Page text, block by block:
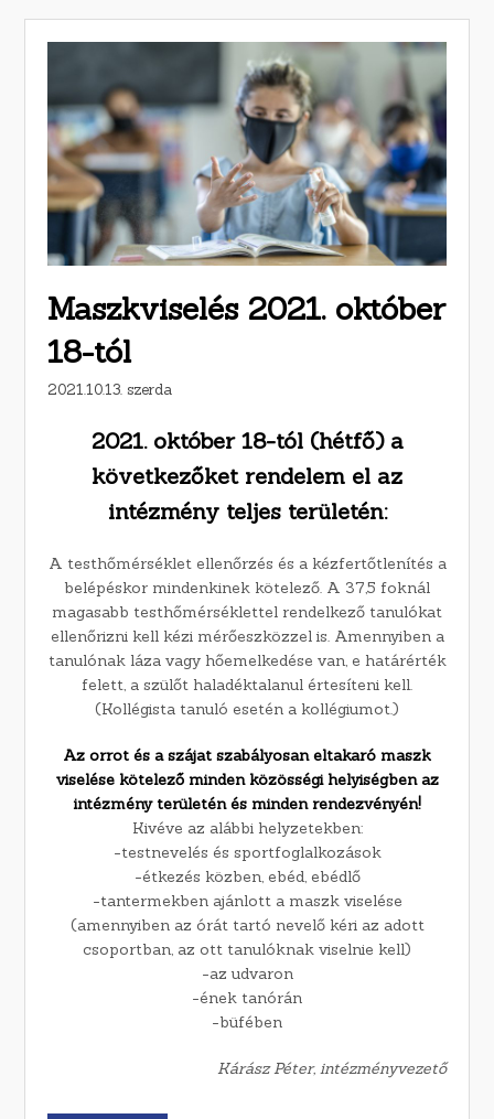
Maszkviselés 2021. október
18-tól
2021.10.13. szerda
2021. október 18-tól (hétfő) a
következőket rendelem el az
intézmény teljes területén:
A testhőmérséklet ellenőrzés és a kézfertőtlenítés a
belépéskor mindenkinek kötelező. A 37,5 foknál
magasabb testhőmérséklettel rendelkező tanulókat
ellenőrizni kell kézi mérőeszközzel is. Amennyiben a
tanulónak láza vagy hőemelkedése van, e határérték
felett, a szülőt haladéktalanul értesíteni kell.
(Kollégista tanuló esetén a kollégiumot.)
Az orrot és a szájat szabályosan eltakaró maszk
viselése kötelező minden közösségi helyiségben az
intézmény területén és minden rendezvényén!
Kivéve az alábbi helyzetekben:
-testnevelés és sportfoglalkozások
-étkezés közben, ebéd, ebédlő
-tantermekben ajánlott a maszk viselése
(amennyiben az órát tartó nevelő kéri az adott
csoportban, az ott tanulóknak viselnie kell)
-az udvaron
-ének tanórán
-büfében
Kárász Péter, intézményvezető